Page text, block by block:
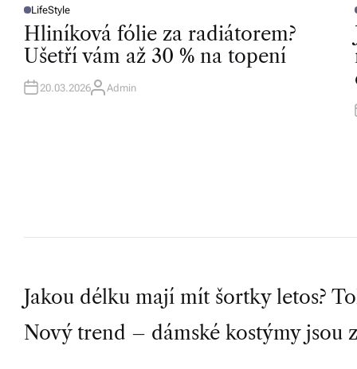
P
O
T
D
N
LifeStyle
Hliníková fólie za radiátorem?
Ušetří vám až 30 % na topení
20.03.2026A
Admin
T
I
P
o
Jakou délku mají mít šortky letos?
Nový trend – dámské kostýmy jsou